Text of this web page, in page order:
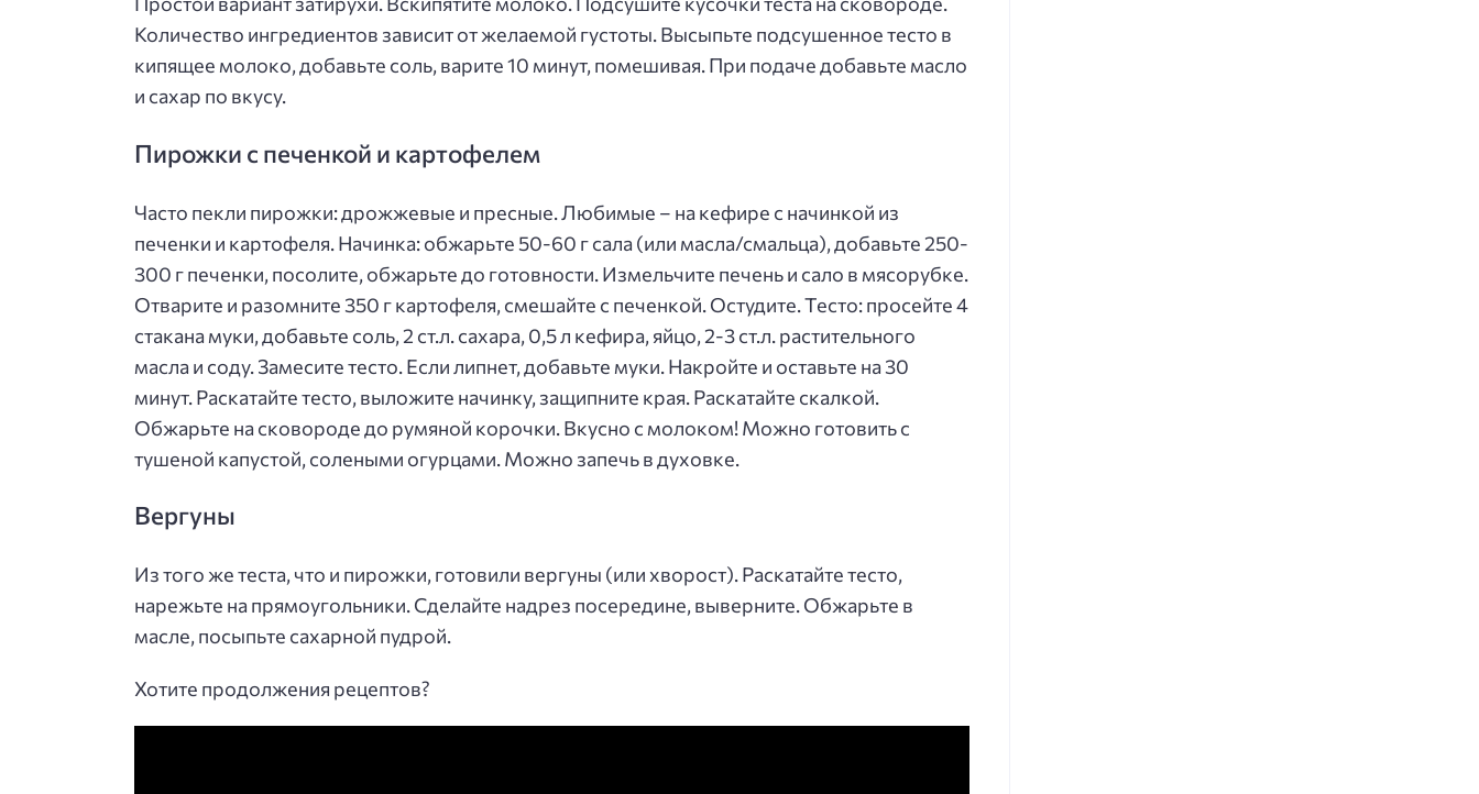
Количество ингредиентов зависит от желаемой густоты. Высыпьте подсушенное тесто в
кипящее молоко, добавьте соль, варите 10 минут, помешивая. При подаче добавьте масло
и сахар по вкусу.
Пирожки с печенкой и картофелем
Часто пекли пирожки: дрожжевые и пресные. Любимые – на кефире с начинкой из
печенки и картофеля. Начинка: обжарьте 50-60 г сала (или масла/смальца), добавьте 250-
300 г печенки, посолите, обжарьте до готовности. Измельчите печень и сало в мясорубке.
Отварите и разомните 350 г картофеля, смешайте с печенкой. Остудите. Тесто: просейте 4
стакана муки, добавьте соль, 2 ст.л. сахара, 0,5 л кефира, яйцо, 2-3 ст.л. растительного
масла и соду. Замесите тесто. Если липнет, добавьте муки. Накройте и оставьте на 30
минут. Раскатайте тесто, выложите начинку, защипните края. Раскатайте скалкой.
Обжарьте на сковороде до румяной корочки. Вкусно с молоком! Можно готовить с
тушеной капустой, солеными огурцами. Можно запечь в духовке.
Вергуны
Из того же теста, что и пирожки, готовили вергуны (или хворост). Раскатайте тесто,
нарежьте на прямоугольники. Сделайте надрез посередине, выверните. Обжарьте в
масле, посыпьте сахарной пудрой.
Хотите продолжения рецептов?